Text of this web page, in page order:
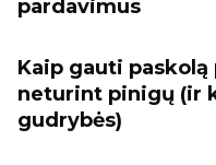
pardavimus
Kaip gauti
neturint pinigų (ir
gudrybės)